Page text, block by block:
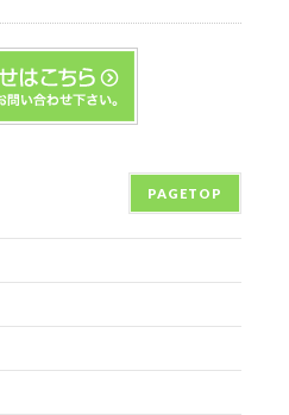
PAGETOP